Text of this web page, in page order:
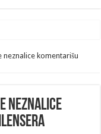
komentarišu
neznalice